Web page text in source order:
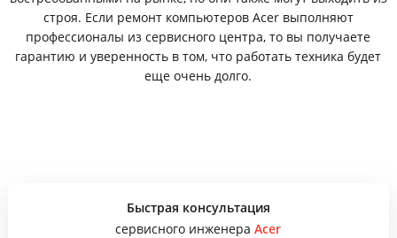
строя. Если ремонт компьютеров Acer выполняют
профессионалы из сервисного центра, то вы получаете
гарантию и уверенность в том, что работать техника будет
еще очень долго.
Быстрая консультация
сервисного инженераAcer